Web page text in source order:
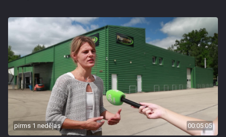
pirms 1 nedēļas 00:05:05